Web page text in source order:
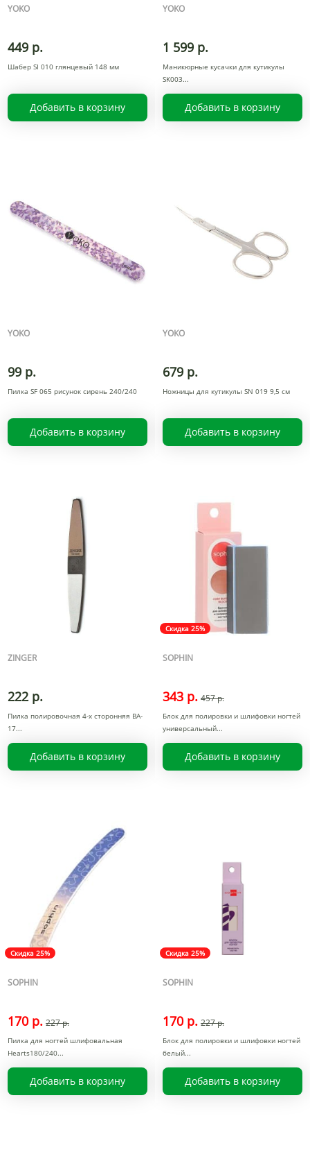
YOKO
449 р.
Шабер SI 010 глянцевый 148 мм
Добавить в корзину
YOKO
1 599 р.
Маникюрные кусачки для кутикулы
SK003
Добавить в корзину
YOKO
99 р.
Пилка SF 065 рисунок сирень 240/240
Добавить в корзину
YOKO
679 р.
Ножницы для кутикулы SN 019 9,5 см
Добавить в корзину
ZINGER
222 р.
Пилка полировочная 4-х сторонняя BA-
17
Добавить в корзину
Скидка 25%
SOPHIN
343 р. 457 р.
Блок для полировки и шлифовки ногтей
универсальный
Добавить в корзину
Скидка 25%
SOPHIN
170 р. 227 р.
Пилка для ногтей шлифовальная
Hearts180/240
Добавить в корзину
Скидка 25%
SOPHIN
170 р. 227 р.
Блок для полировки и шлифовки ногтей
белый
Добавить в корзину